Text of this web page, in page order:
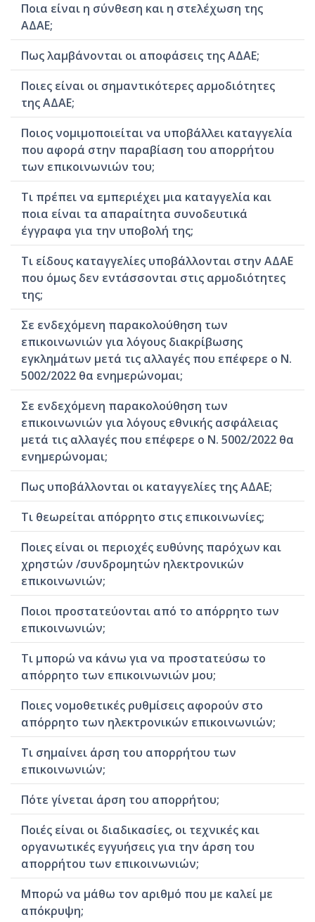
Ποια είναι η σύνθεση και η στελέχωση της
ΑΔΑΕ;
Πως λαμβάνονται οι αποφάσεις της ΑΔΑΕ;
Ποιες είναι οι σημαντικότερες αρμοδιότητες
της ΑΔΑΕ;
Ποιος νομιμοποιείται να υποβάλλει καταγγελία
που αφορά στην παραβίαση του απορρήτου
των επικοινωνιών του;
Τι πρέπει να εμπεριέχει μια καταγγελία και
ποια είναι τα απαραίτητα συνοδευτικά
έγγραφα για την υποβολή της;
Τι είδους καταγγελίες υποβάλλονται στην ΑΔΑΕ
που όμως δεν εντάσσονται στις αρμοδιότητες
της;
Σε ενδεχόμενη παρακολούθηση των
επικοινωνιών για λόγους διακρίβωσης
εγκλημάτων μετά τις αλλαγές που επέφερε ο Ν.
5002/2022 θα ενημερώνομαι;
Σε ενδεχόμενη παρακολούθηση των
επικοινωνιών για λόγους εθνικής ασφάλειας
μετά τις αλλαγές που επέφερε ο Ν. 5002/2022 θα
ενημερώνομαι;
Πως υποβάλλονται οι καταγγελίες της ΑΔΑΕ;
Τι θεωρείται απόρρητο στις επικοινωνίες;
Ποιες είναι οι περιοχές ευθύνης παρόχων και
χρηστών /συνδρομητών ηλεκτρονικών
επικοινωνιών;
Ποιοι προστατεύονται από το απόρρητο των
επικοινωνιών;
Τι μπορώ να κάνω για να προστατεύσω το
απόρρητο των επικοινωνιών μου;
Ποιες νομοθετικές ρυθμίσεις αφορούν στο
απόρρητο των ηλεκτρονικών επικοινωνιών;
Τι σημαίνει άρση του απορρήτου των
επικοινωνιών;
Πότε γίνεται άρση του απορρήτου;
Ποιές είναι οι διαδικασίες, οι τεχνικές και
οργανωτικές εγγυήσεις για την άρση του
απορρήτου των επικοινωνιών;
Μπορώ να μάθω τον αριθμό που με καλεί με
απόκρυψη;